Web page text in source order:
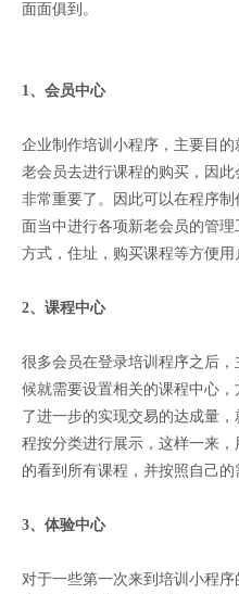
面面俱到。
1、会员中心
企业制作培训小程序，主要目
老会员去进行课程的购买，因
非常重要了。因此可以在程序
面当中进行各项新老会员的管
方式，住址，购买课程等方便用
2、课程中心
很多会员在登录培训程序之后
候就需要设置相关的课程中心
了进一步的实现交易的达成量
程按分类进行展示，这样一来
的看到所有课程，并按照自己的
3、体验中心
对于一些第一次来到培训小程